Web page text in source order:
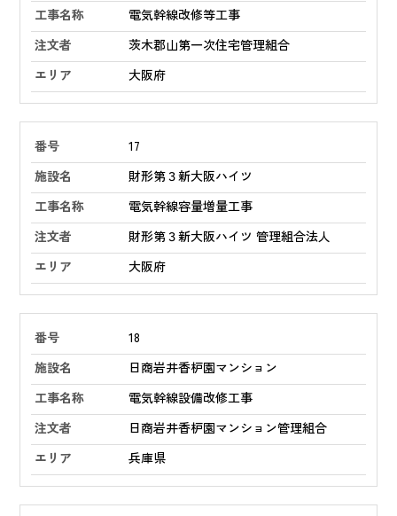
電気幹線改修等工事
茨木郡山第一次住宅管理組合
大阪府
17
財形第３新大阪ハイツ
電気幹線容量増量工事
財形第３新大阪ハイツ 管理組合法人
大阪府
18
日商岩井香枦園マンション
電気幹線設備改修工事
日商岩井香枦園マンション管理組合
兵庫県